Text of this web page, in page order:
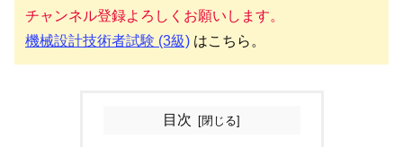
チャンネル登録よろしくお願いします。
機械設計技術者試験 (3級) はこちら。
目次